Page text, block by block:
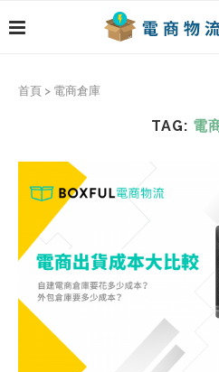
首頁 > 電商倉庫
TAG: 電